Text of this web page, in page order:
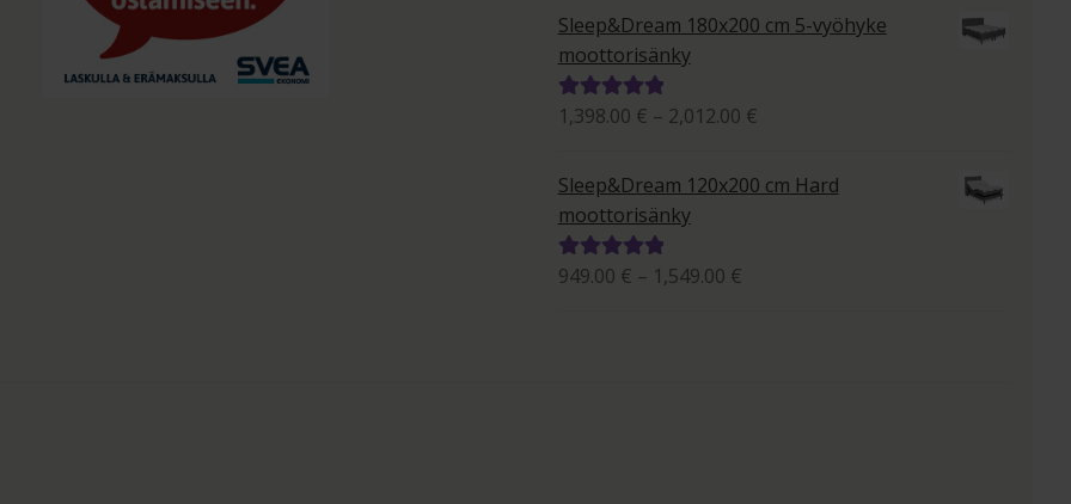
5.00
/ 5
-
1,684.00 €
Sleep&Dream 180x200 cm 5-vyöhyke
moottorisänky
Arvostelu
5.00
/ 5
1,398.00 € – 2,012.00 €
-
Sleep&Dream 120x200 cm Hard
moottorisänky
Arvostelu
949.00 € – 1,549.00 €